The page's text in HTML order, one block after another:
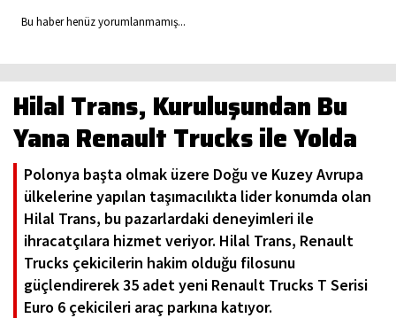
Bu haber henüz yorumlanmamış...
Hilal Trans, Kuruluşundan Bu
Yana Renault Trucks ile Yolda
Polonya başta olmak üzere Doğu ve Kuzey Avrupa
ülkelerine yapılan taşımacılıkta lider konumda olan
Hilal Trans, bu pazarlardaki deneyimleri ile
ihracatçılara hizmet veriyor. Hilal Trans, Renault
Trucks çekicilerin hakim olduğu filosunu
güçlendirerek 35 adet yeni Renault Trucks T Serisi
Euro 6 çekicileri araç parkına katıyor.